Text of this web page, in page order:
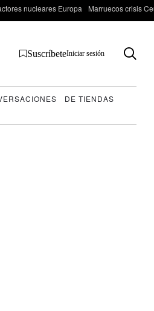
nucleares Europa Marruecos crisis
SuscríbeteIniciar sesión
DE TIENDAS